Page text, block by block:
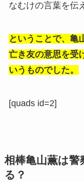
なむけの言葉を伝
ということで、亀
亡き友の意思を受
いうものでした。
[quads id=2]
相棒亀山薫は
る？